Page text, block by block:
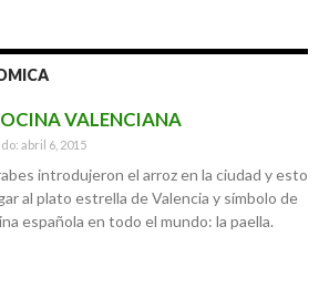
VALENCIANA
abril 6, 2015
introdujeron el arroz en la ciudad y esto
al plato estrella de Valencia y símbolo de
española en todo el mundo: la paella.